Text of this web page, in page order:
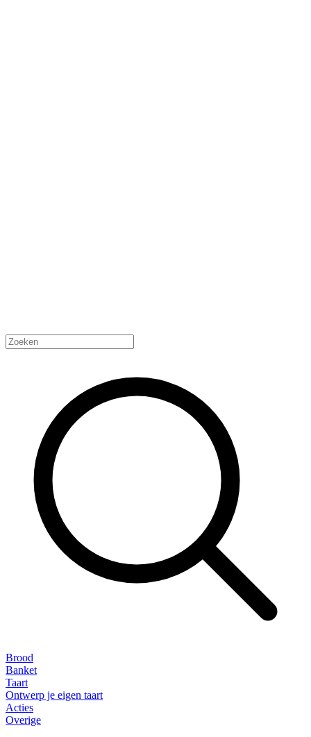
Brood
Banket
Taart
Ontwerp je eigen taart
Acties
Overige